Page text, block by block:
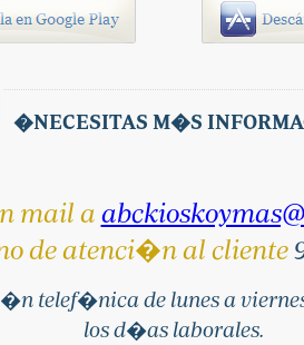
�NECESITAS M�S
mail a
de atenci�n al cliente
telef�nica de lunes a
los d�as laborales.